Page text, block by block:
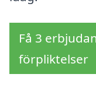
Få 3
förpliktelser